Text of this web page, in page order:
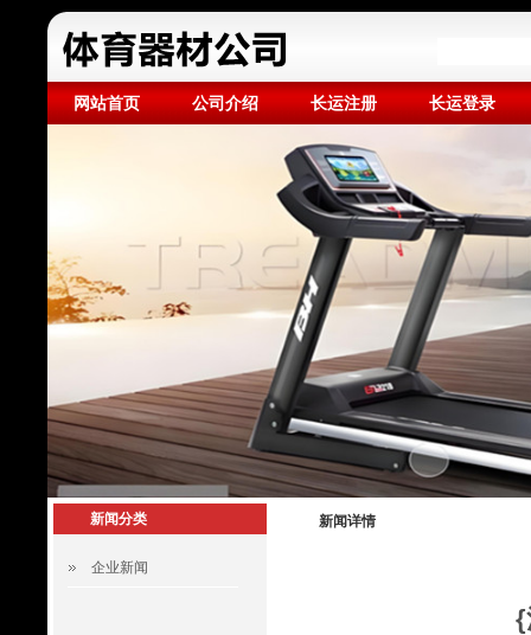
网站首页 公司介绍 长运注册 长运登录
新闻分类
企业新闻
新闻详情
{